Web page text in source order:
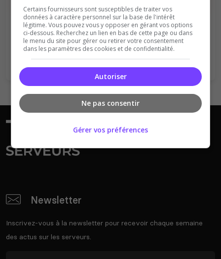
Vous devez être connecté pour ajouter
un avis sur ce serveur !
Se connecter S'inscrire
Newsletter
Inscrivez-vous à la newsletter pour recevoir chaque semaine
des actus sur les serveurs.
Certains fournisseurs sont susceptibles de traiter vos
données à caractère personnel sur la base de l'intérêt
légitime. Vous pouvez vous y opposer en gérant vos options
ci-dessous. Recherchez un lien en bas de cette page ou dans
le menu du site pour gérer ou retirer votre consentement
dans les paramètres des cookies et de confidentialité.
Autoriser
Ne pas consentir
Gérer vos préférences